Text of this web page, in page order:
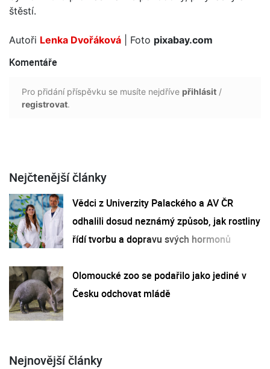
štěstí.
Autoři Lenka Dvořáková | Foto pixabay.com
Komentáře
Pro přidání příspěvku se musíte nejdříve přihlásit /
registrovat.
Nejčtenější články
Vědci z Univerzity Palackého a AV ČR
odhalili dosud neznámý způsob, jak rostliny
řídí tvorbu a dopravu svých hormonů
Olomoucké zoo se podařilo jako jediné v
Česku odchovat mládě
Nejnovější články